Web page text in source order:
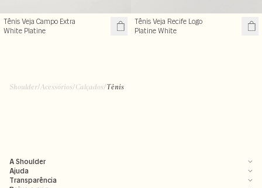
Tênis Veja Campo Extra
White Platine
Tênis Veja Recife Logo
Platine White
Shoulder/ Acessórios/Calçados/Tênis
A Shoulder
Ajuda
Transparência